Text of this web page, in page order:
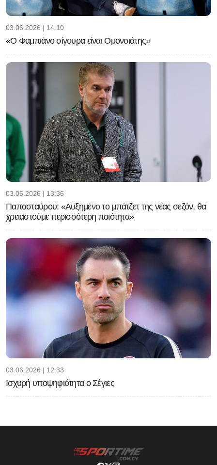
03.06.2026 | 14:10
«Ο Φαμπιάνο σίγουρα είναι Ομονοιάτης»
03.06.2026 | 13:36
Παπασταύρου: «Αυξημένο το μπάτζετ της νέας σεζόν, θα
χρειαστούμε περισσότερη ποιότητα»
03.06.2026 | 12:33
Ισχυρή υποψηφιότητα ο Σέγιες